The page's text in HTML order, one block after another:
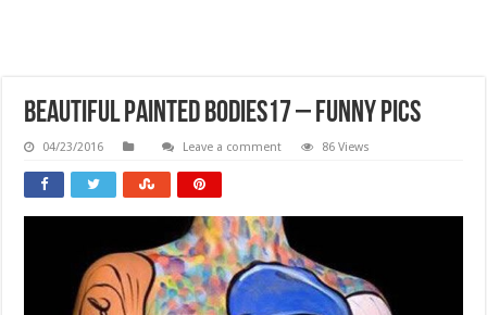
Beautiful Painted Bodies17 – Funny Pics
04/23/2016 Leave a comment 86 Views